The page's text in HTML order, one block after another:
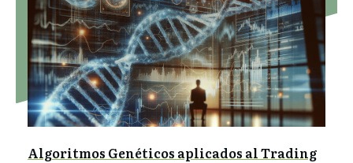
Algoritmos Genéticos aplicados al Trading